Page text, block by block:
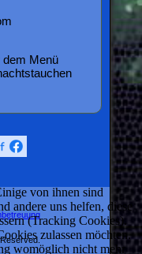
dem Menü
von ihnen sind
andere uns helfen, diese
(Tracking Cookies).
zulassen möchten.
womöglich nicht mehr